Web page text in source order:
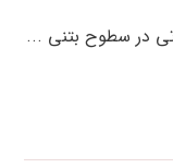
در سطوح بتنی ...